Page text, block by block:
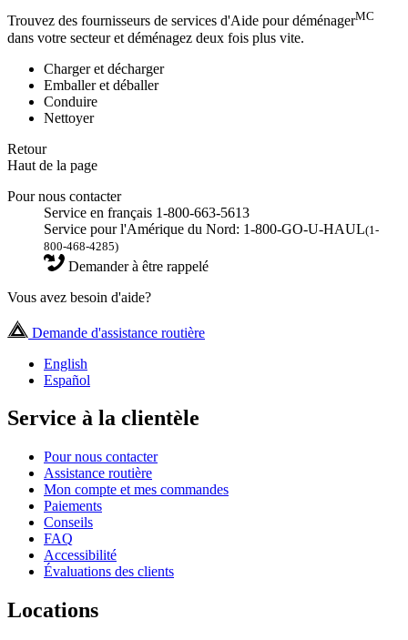
Trouvez des fournisseurs de services d'Aide pour déménagerMC
dans votre secteur et déménagez deux fois plus vite.
Charger et décharger
Emballer et déballer
Conduire
Nettoyer
Retour
Haut de la page
Pour nous contacter
Service en français 1-800-663-5613
Service pour l'Amérique du Nord: 1-800-GO-U-HAUL(1-
800-468-4285)
Demander à être rappelé
Vous avez besoin d'aide?
Demande d'assistance routière
English
Español
Service à la clientèle
Pour nous contacter
Assistance routière
Mon compte et mes commandes
Paiements
Conseils
FAQ
Accessibilité
Évaluations des clients
Locations